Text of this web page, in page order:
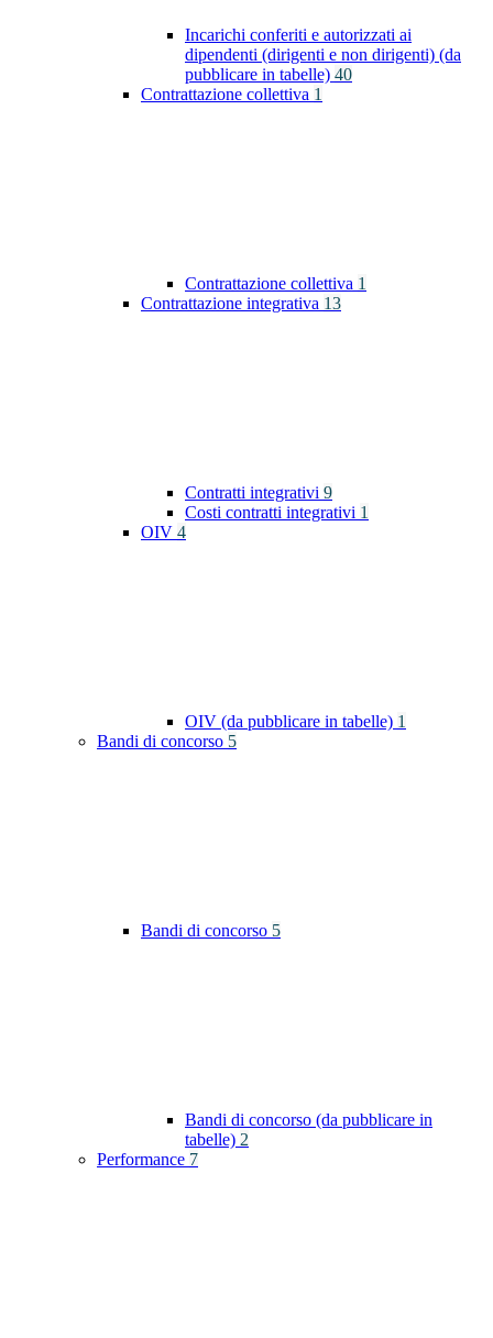
Incarichi conferiti e autorizzati ai
dipendenti (dirigenti e non dirigenti) (da
pubblicare in tabelle) 40
Contrattazione collettiva 1
Contrattazione collettiva 1
Contrattazione integrativa 13
Contratti integrativi 9
Costi contratti integrativi 1
OIV 4
OIV (da pubblicare in tabelle) 1
Bandi di concorso 5
Bandi di concorso 5
Bandi di concorso (da pubblicare in
tabelle) 2
Performance 7